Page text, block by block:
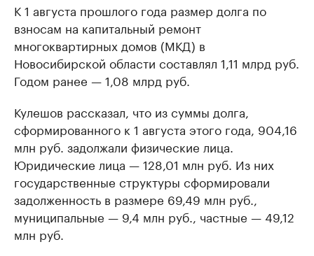
К 1 августа прошлого года размер долга по
взносам на капитальный ремонт
многоквартирных домов (МКД) в
Новосибирской области составлял 1,11 млрд руб.
Годом ранее — 1,08 млрд руб.
Кулешов рассказал, что из суммы долга,
сформированного к 1 августа этого года, 904,16
млн руб. задолжали физические лица.
Юридические лица — 128,01 млн руб. Из них
государственные структуры сформировали
задолженность в размере 69,49 млн руб.,
муниципальные — 9,4 млн руб., частные — 49,12
млн руб.